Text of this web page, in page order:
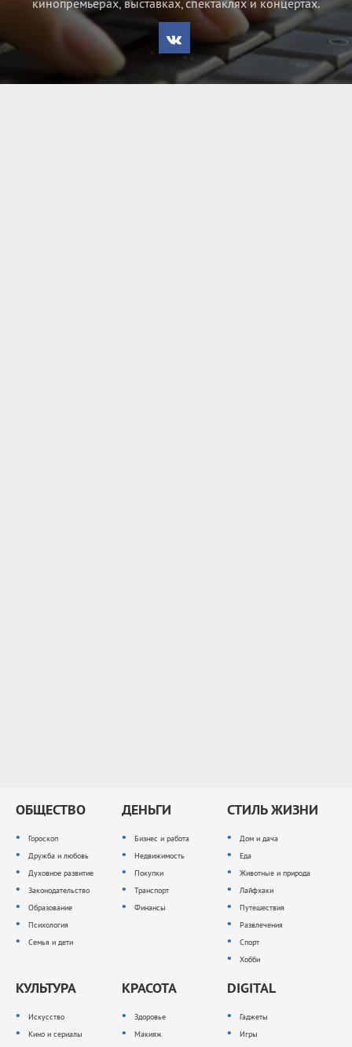
кинопремьерах, выставках, спектаклях и концертах.
ОБЩЕСТВО
Гороскоп
Дружба и любовь
Духовное развитие
Законодательство
Образование
Психология
Семья и дети
ДЕНЬГИ
Бизнес и работа
Недвижимость
Покупки
Транспорт
Финансы
СТИЛЬ ЖИЗНИ
Дом и дача
Еда
Животные и природа
Лайфхаки
Путешествия
Развлечения
Спорт
Хобби
КУЛЬТУРА
Искусство
Кино и сериалы
КРАСОТА
Здоровье
Макияж
DIGITAL
Гаджеты
Игры